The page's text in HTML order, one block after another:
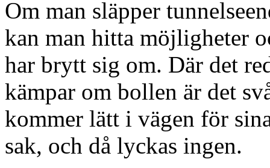
Om man släpper
kan man hitta möjligheter
har brytt sig om. Där det
kämpar om bollen är det
kommer lätt i vägen för
sak, och då lyckas ingen.